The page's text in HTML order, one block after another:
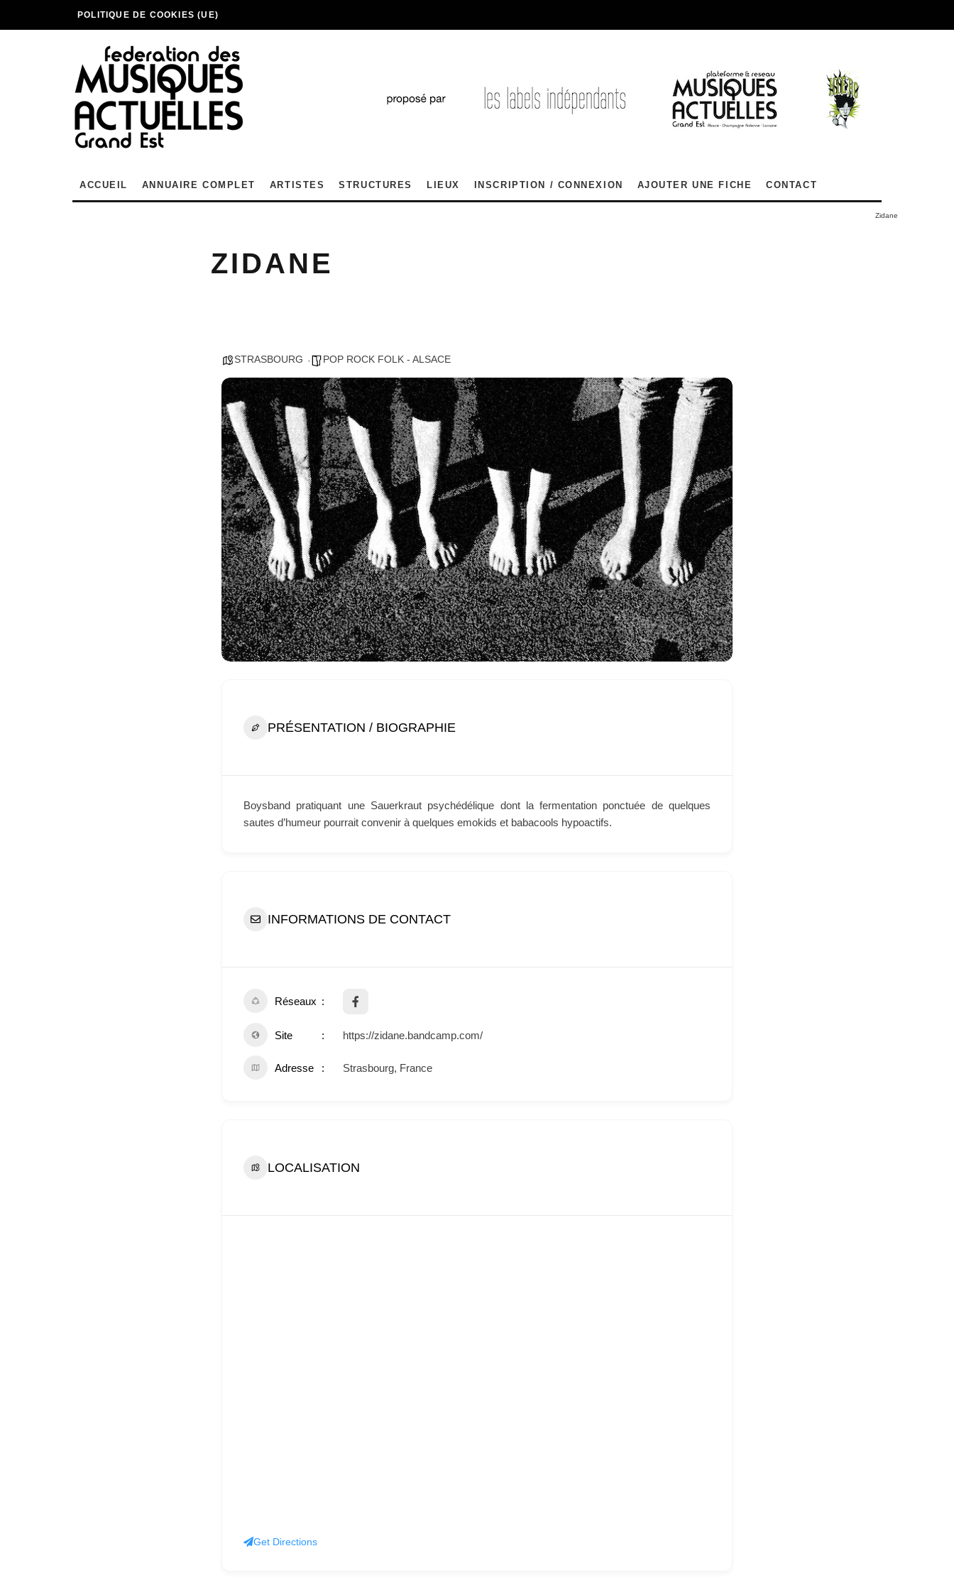
POLITIQUE DE COOKIES (UE)
ACCUEIL ANNUAIRE COMPLET ARTISTES STRUCTURES LIEUX INSCRIPTION / CONNEXION AJOUTER UNE FICHE CONTACT
Zidane
ZIDANE
STRASBOURG POP ROCK FOLK - ALSACE
PRÉSENTATION / BIOGRAPHIE
Boysband pratiquant une Sauerkraut psychédélique dont la fermentation ponctuée de quelques
sautes d’humeur pourrait convenir à quelques emokids et babacools hypoactifs.
INFORMATIONS DE CONTACT
Réseaux
Site https://zidane.bandcamp.com/
Adresse Strasbourg, France
LOCALISATION
Get Directions